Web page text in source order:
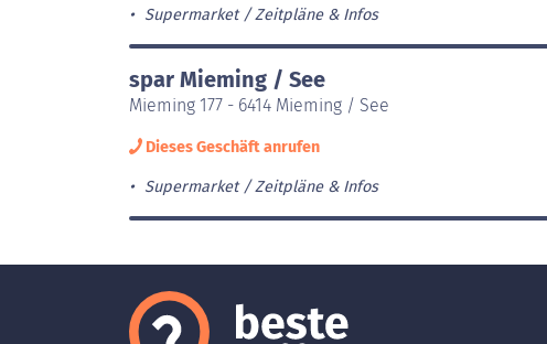
Supermarket Zeitpläne & Infos
spar Mieming / See
Mieming 177 - 6414 Mieming / See
Dieses Geschäft anrufen
Supermarket Zeitpläne & Infos